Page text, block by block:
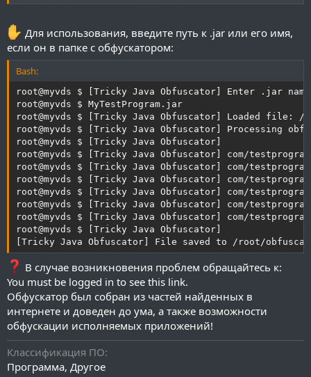
Для использования, введите путь к .jar или его имя,
если он в папке с обфускатором:
Bash:
root@myvds $ [Tricky Java Obfuscator] Enter .jar
root@myvds $ MyTestProgram.jar
root@myvds $ [Tricky Java Obfuscator] Loaded file: /
root@myvds $ [Tricky Java Obfuscator] Processing
root@myvds $ [Tricky Java Obfuscator]
root@myvds $ [Tricky Java Obfuscator] com/
root@myvds $ [Tricky Java Obfuscator] com/
root@myvds $ [Tricky Java Obfuscator] com/
root@myvds $ [Tricky Java Obfuscator] com/
root@myvds $ [Tricky Java Obfuscator] com/
root@myvds $ [Tricky Java Obfuscator] com/
root@myvds $ [Tricky Java Obfuscator]
[Tricky Java Obfuscator] File saved to /root/
В случае возникновения проблем обращайтесь к:
You must be logged in to see this link.
Обфускатор был собран из частей найденных в
интернете и доведен до ума, а также возможности
обфускации исполняемых приложений!
Классификация ПО
Программа Другое